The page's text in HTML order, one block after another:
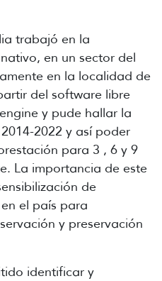
trabajó en la
en un sector del
en la localidad de
del software libre
y pude hallar la
2022 y así poder
para 3 , 6 y 9
La importancia de este
de
el país para
y preservación
identificar y